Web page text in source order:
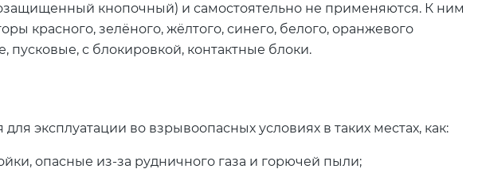
кнопочный) и самостоятельно не применяются. К ним
красного, зелёного, жёлтого, синего, белого, оранжевого
пусковые, с блокировкой, контактные блоки.
эксплуатации во взрывоопасных условиях в таких местах, как:
опасные из-за рудничного газа и горючей пыли;